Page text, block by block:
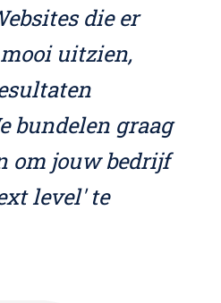
die er
uitzien,
bundelen graag
om jouw bedrijf
level' te